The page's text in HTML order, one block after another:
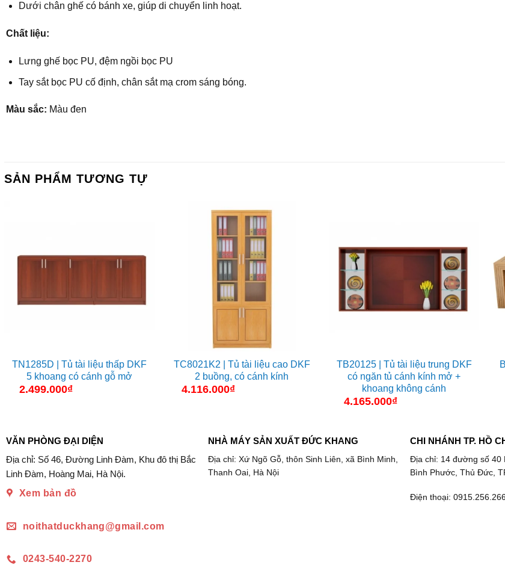
Dưới chân ghế có bánh xe, giúp di chuyển linh hoạt.
Chất liệu:
Lưng ghế bọc PU, đệm ngồi bọc PU
Tay sắt bọc PU cố định, chân sắt mạ crom sáng bóng.
Màu sắc: Màu đen
SẢN PHẨM TƯƠNG TỰ
TN1285D | Tủ tài liệu thấp DKF
5 khoang có cánh gỗ mở
2.499.000₫
TC8021K2 | Tủ tài liệu cao DKF
2 buồng, có cánh kính
4.116.000₫
TB20125 | Tủ tài liệu trung DKF
có ngăn tủ cánh kính mở +
khoang không cánh
4.165.000₫
VĂN PHÒNG ĐẠI DIỆN
Địa chỉ: Số 46, Đường Linh Đàm, Khu đô thị Bắc
Linh Đàm, Hoàng Mai, Hà Nội.
Xem bản đồ
noithatduckhang@gmail.com
0243-540-2270
NHÀ MÁY SẢN XUẤT ĐỨC KHANG
Địa chỉ: Xứ Ngõ Gỗ, thôn Sinh Liên, xã Bình Minh,
Thanh Oai, Hà Nội
CHI NHÁNH TP. HỒ
Địa chỉ: 14 đường số 40
Bình Phước, Thủ Đức,
Điện thoại: